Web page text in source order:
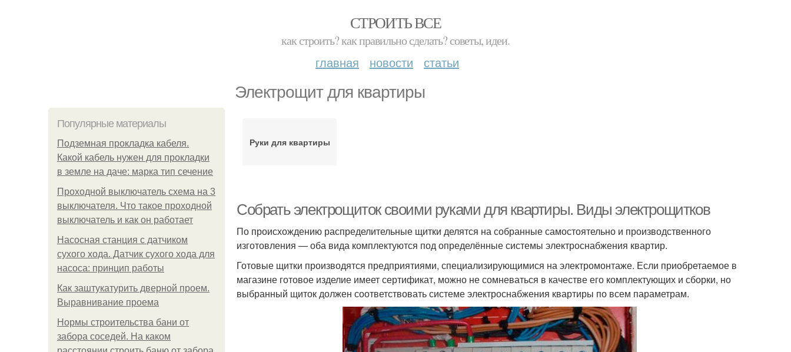
СТРОИТЬ ВСЕ
как строить? как правильно сделать? советы, идеи.
главная новости статьи
Электрощит для квартиры
Популярные материалы
Подземная прокладка кабеля.
Какой кабель нужен для прокладки
в земле на даче: марка тип сечение
Проходной выключатель схема на 3
выключателя. Что такое проходной
выключатель и как он работает
Насосная станция с датчиком
сухого хода. Датчик сухого хода для
насоса: принцип работы
Как заштукатурить дверной проем.
Выравнивание проема
Нормы строительства бани от
забора соседей. На каком
Руки для квартиры
Собрать электрощиток своими руками для квартиры. Виды электрощитков
По происхождению распределительные щитки делятся на собранные самостоятельно и производственного
изготовления — оба вида комплектуются под определённые системы электроснабжения квартир.
Готовые щитки производятся предприятиями, специализирующимися на электромонтаже. Если приобретаемое в
магазине готовое изделие имеет сертификат, можно не сомневаться в качестве его комплектующих и сборки, но
выбранный щиток должен соответствовать системе электроснабжения квартиры по всем параметрам.